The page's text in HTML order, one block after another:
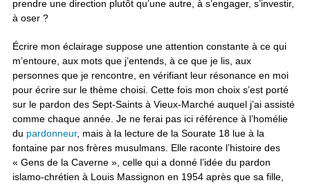
prendre une direction plutôt qu’une autre, à s’engager, s’investir,
à oser ?
Écrire mon éclairage suppose une attention constante à ce qui
m’entoure, aux mots que j’entends, à ce que je lis, aux
personnes que je rencontre, en vérifiant leur résonance en moi
pour écrire sur le thème choisi. Cette fois mon choix s’est porté
sur le pardon des Sept-Saints à Vieux-Marché auquel j’ai assisté
comme chaque année. Je ne ferai pas ici référence à l’homélie
du pardonneur, mais à la lecture de la Sourate 18 lue à la
fontaine par nos frères musulmans. Elle raconte l’histoire des
« Gens de la Caverne », celle qui a donné l’idée du pardon
islamo-chrétien à Louis Massignon en 1954 après que sa fille,